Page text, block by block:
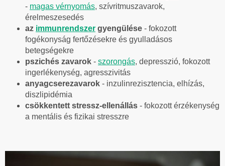
- magas vérnyomás, szívritmuszavarok,
érelmeszesedés
az immunrendszer gyengülése - fokozott
fogékonyság fertőzésekre és gyulladásos
betegségekre
pszichés zavarok - szorongás, depresszió, fokozott
ingerlékenység, agresszivitás
anyagcserezavarok - inzulinrezisztencia, elhízás,
diszlipidémia
csökkentett stressz-ellenállás - fokozott érzékenység
a mentális és fizikai stresszre